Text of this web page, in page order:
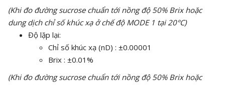
(Khi đo đường sucrose chuẩn tới nồng độ 50% Brix hoặc
dung dịch chỉ số khúc xạ ở chế độ MODE 1 tại 20°C)
Độ lặp lại:
Chỉ số khúc xạ (nD) : ±0.00001
Brix : ±0.01%
(Khi đo đường sucrose chuẩn tới nồng độ 50% Brix hoặc